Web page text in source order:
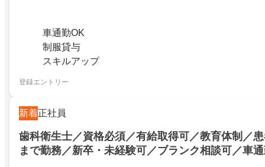
車通勤OK
制服貸与
スキルアップ
登録エントリー
新着正社員
歯科衛生士／資格必須／有給取得可／教育体制／
まで勤務／新卒・未経験可／ブランク相談可／車